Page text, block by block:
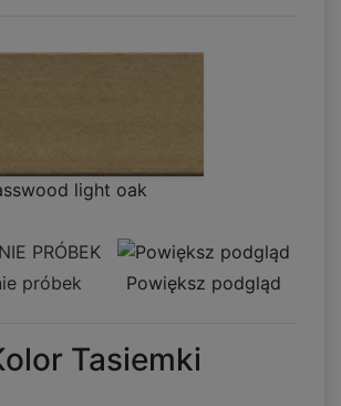
light oak
próbek Powiększ podgląd
Tasiemki